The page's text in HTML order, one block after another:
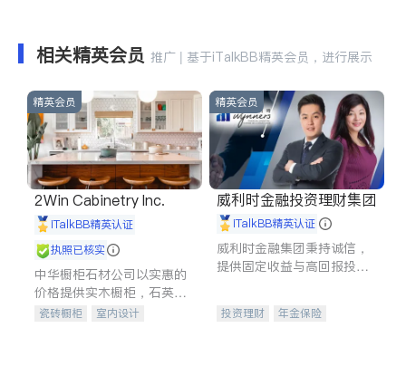
相关精英会员 推广 | 基于iTalkBB精英会员，进行展示
精英会员
2Win Cabinetry Inc.
iTalkBB精英认证
执照已核实
中华橱柜石材公司以实惠的
价格提供实木橱柜，石英石
台面，多种优质不锈钢水
瓷砖橱柜
室内设计
精英会员
威利时金融投资理财集团
iTalkBB精英认证
威利时金融集团秉持诚信，
提供固定收益与高回报投资
合，助力客户实现目标
投资理财
年金保险